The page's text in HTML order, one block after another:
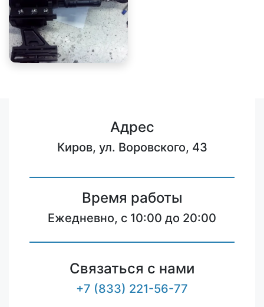
Адрес
Киров, ул. Воровского, 43
Время работы
Ежедневно, с 10:00 до 20:00
Связаться с нами
+7 (833) 221-56-77